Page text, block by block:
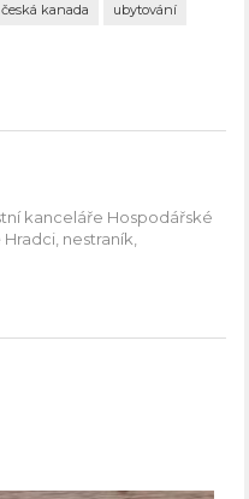
kanada ubytování
kanceláře Hospodářské
nestraník,